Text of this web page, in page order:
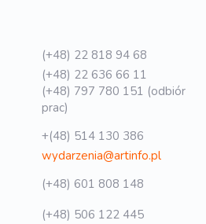
(+48) 22 818 94 68
(+48) 22 636 66 11
(+48) 797 780 151 (odbiór
prac)
+(48) 514 130 386
wydarzenia@artinfo.pl
(+48) 601 808 148
(+48) 506 122 445